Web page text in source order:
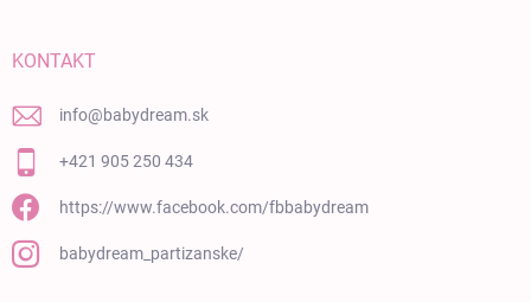
KONTAKT
info@babydream.sk
+421 905 250 434
https://www.facebook.com/fbbabydream
babydream_partizanske/